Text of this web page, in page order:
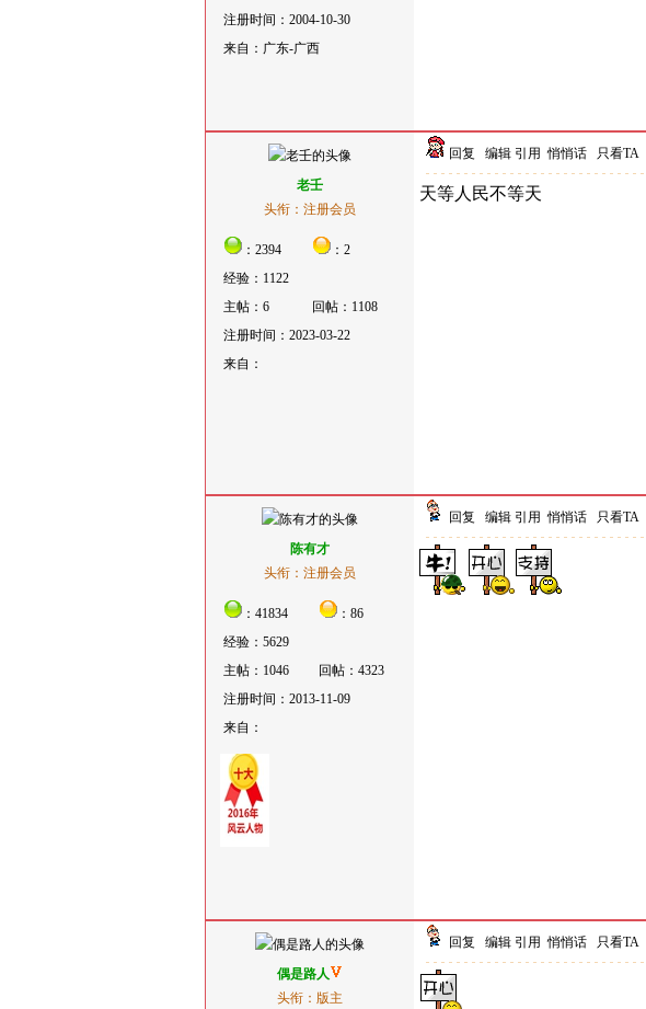
注册时间：2004-10-30
来自：广东-广西
老壬
头衔：注册会员
：2394
：2
经验：1122
主帖：6
回帖：1108
注册时间：2023-03-22
来自：
回复 编辑 引用 悄悄话 只看TA
天等人民不等天
陈有才
头衔：注册会员
：41834
：86
经验：5629
主帖：1046
回帖：4323
注册时间：2013-11-09
来自：
回复 编辑 引用 悄悄话 只看TA
偶是路人
头衔：版主
回复 编辑 引用 悄悄话 只看TA